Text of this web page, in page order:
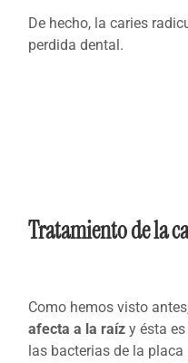
De hecho, la caries
perdida dental.
Tratamiento de la
Como hemos visto
afecta a la raíz y ésta
las bacterias de la